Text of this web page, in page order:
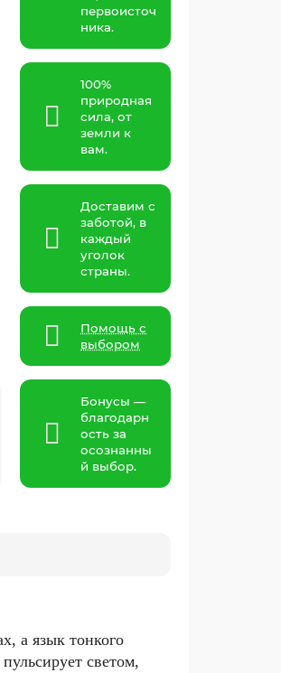
первоисточ
ника.
100%
природная
сила, от
земли к
вам.
Доставим с
заботой, в
каждый
уголок
страны.
Помощь с
выбором
Бонусы —
благодарн
ость за
осознанны
й выбор.
а язык тонкого
светом,